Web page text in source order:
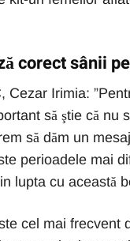
corect sânii
Cezar Irimia:
să ştie că nu
să dăm un
perioadele mai
lupta cu această
cel mai frecvent